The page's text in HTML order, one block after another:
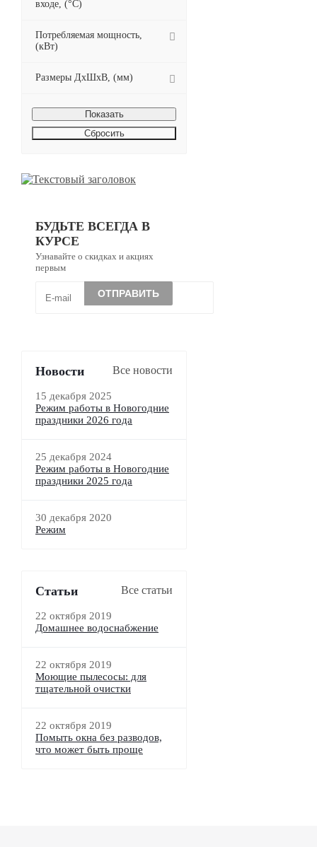
входе, (°C)
Потребляемая мощность,
(кВт)
Размеры ДхШхВ, (мм)
Сбросить
БУДЬТЕ ВСЕГДА В
КУРСЕ
Узнавайте о скидках и акциях
первым
Новости Все новости
15 декабря 2025
Режим работы в Новогодние
праздники 2026 года
25 декабря 2024
Режим работы в Новогодние
праздники 2025 года
30 декабря 2020
Режим
Статьи Все статьи
22 октября 2019
Домашнее водоснабжение
22 октября 2019
Моющие пылесосы: для
тщательной очистки
22 октября 2019
Помыть окна без разводов,
что может быть проще